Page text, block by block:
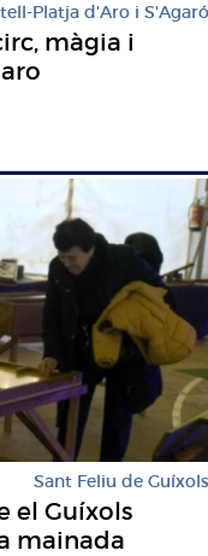
Platja d'Aro i S'Agaró
màgia i
Sant Feliu de Guíxols
el Guíxols
mainada